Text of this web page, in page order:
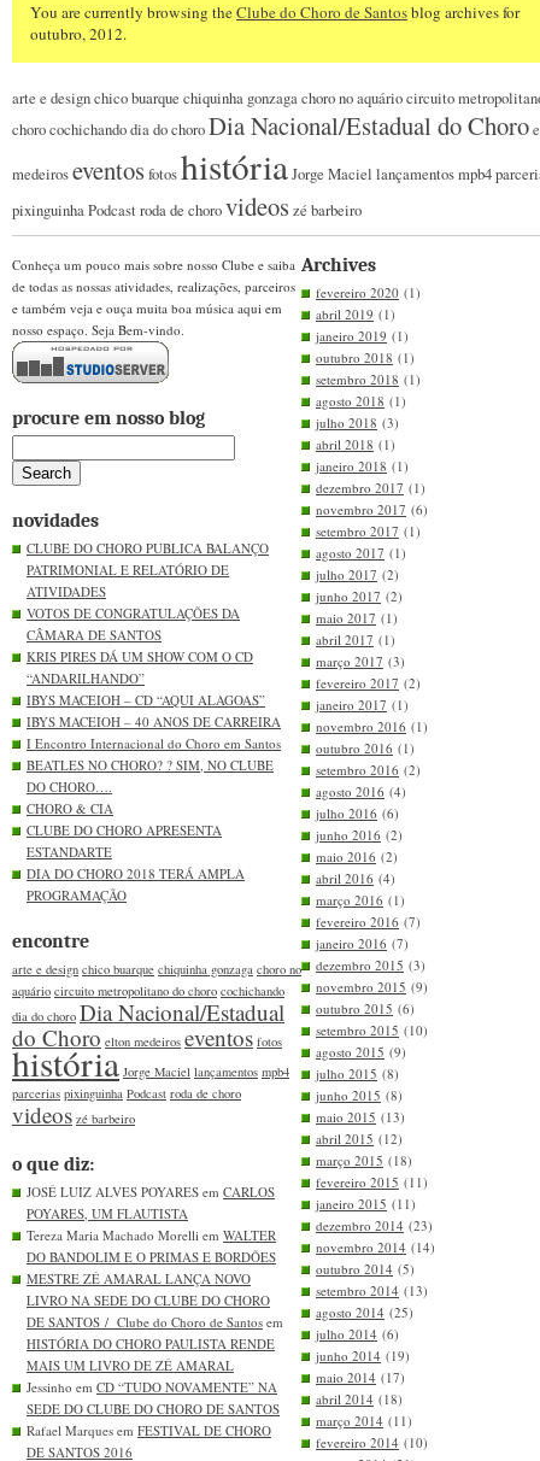
You are currently browsing theClube do Choro de Santosblog archives for
outubro, 2012.
arte e designchico buarque chiquinha gonzagachoro no aquáriocircuito
chorocochichandodia do choroDia Nacional/Estadual do Choro
medeiroseventos fotoshistóriaJorge Maciel lançamentosmpb4
pixinguinhaPodcastroda de chorovideos zé barbeiro
Conheça um pouco mais sobre nosso Clube e saiba
de todas as nossas atividades, realizações, parceiros
e também veja e ouça muita boa música aqui em
nosso espaço. Seja Bem-vindo.
procure em nosso blog
novidades
CLUBE DO CHORO PUBLICA BALANÇO
PATRIMONIAL E RELATÓRIO DE
ATIVIDADES
VOTOS DE CONGRATULAÇÕES DA
CÂMARA DE SANTOS
KRIS PIRES DÁ UM SHOW COM O CD
“ANDARILHANDO”
IBYS MACEIOH – CD “AQUI ALAGOAS”
IBYS MACEIOH – 40 ANOS DE CARREIRA
I Encontro Internacional do Choro em Santos
BEATLES NO CHORO? ? SIM, NO CLUBE
DO CHORO….
CHORO & CIA
CLUBE DO CHORO APRESENTA
ESTANDARTE
DIA DO CHORO 2018 TERÁ AMPLA
PROGRAMAÇÃO
encontre
arte e design chico buarque chiquinha gonzaga choro no
aquário circuito metropolitano do choro cochichando
dia do choro Dia Nacional/Estadual
do Choro elton medeiros eventos fotos
história Jorge Maciel lançamentos mpb4
parcerias pixinguinha Podcast roda de choro
videos zé barbeiro
o que diz:
JOSÉ LUIZ ALVES POYARES em CARLOS
POYARES, UM FLAUTISTA
Tereza Maria Machado Morelli em WALTER
DO BANDOLIM E O PRIMAS E BORDÕES
MESTRE ZÉ AMARAL LANÇA NOVO
LIVRO NA SEDE DO CLUBE DO CHORO
DE SANTOS / Clube do Choro de Santos em
HISTÓRIA DO CHORO PAULISTA RENDE
MAIS UM LIVRO DE ZÉ AMARAL
Jessinho em CD “TUDO NOVAMENTE” NA
SEDE DO CLUBE DO CHORO DE SANTOS
Rafael Marques em FESTIVAL DE CHORO
DE SANTOS 2016
Archives
fevereiro 2020 (1)
abril 2019 (1)
janeiro 2019 (1)
outubro 2018 (1)
setembro 2018 (1)
agosto 2018 (1)
julho 2018 (3)
abril 2018 (1)
janeiro 2018 (1)
dezembro 2017 (1)
novembro 2017 (6)
setembro 2017 (1)
agosto 2017 (1)
julho 2017 (2)
junho 2017 (2)
maio 2017 (1)
abril 2017 (1)
março 2017 (3)
fevereiro 2017 (2)
janeiro 2017 (1)
novembro 2016 (1)
outubro 2016 (1)
setembro 2016 (2)
agosto 2016 (4)
julho 2016 (6)
junho 2016 (2)
maio 2016 (2)
abril 2016 (4)
março 2016 (1)
fevereiro 2016 (7)
janeiro 2016 (7)
dezembro 2015 (3)
novembro 2015 (9)
outubro 2015 (6)
setembro 2015 (10)
agosto 2015 (9)
julho 2015 (8)
junho 2015 (8)
maio 2015 (13)
abril 2015 (12)
março 2015 (18)
fevereiro 2015 (11)
janeiro 2015 (11)
dezembro 2014 (23)
novembro 2014 (14)
outubro 2014 (5)
setembro 2014 (13)
agosto 2014 (25)
julho 2014 (6)
junho 2014 (19)
maio 2014 (17)
abril 2014 (18)
março 2014 (11)
fevereiro 2014 (10)